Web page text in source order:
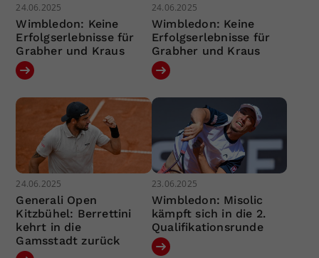
24.06.2025
Wimbledon: Keine
Erfolgserlebnisse für
Grabher und Kraus
24.06.2025
Wimbledon: Keine
Erfolgserlebnisse für
Grabher und Kraus
24.06.2025
Generali Open
Kitzbühel: Berrettini
kehrt in die
Gamsstadt zurück
23.06.2025
Wimbledon: Misolic
kämpft sich in die 2.
Qualifikationsrunde